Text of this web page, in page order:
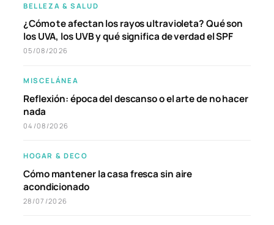
BELLEZA & SALUD
¿Cómo te afectan los rayos ultravioleta? Qué son
los UVA, los UVB y qué significa de verdad el SPF
05/08/2026
MISCELÁNEA
Reflexión: época del descanso o el arte de no hacer
nada
04/08/2026
HOGAR & DECO
Cómo mantener la casa fresca sin aire
acondicionado
28/07/2026